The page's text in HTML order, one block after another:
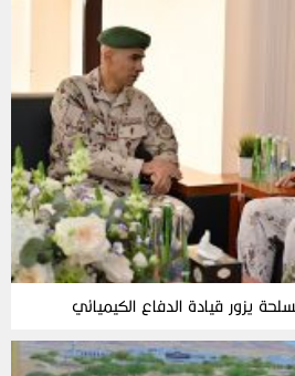
يزور قيادة الدفاع الكيميائي